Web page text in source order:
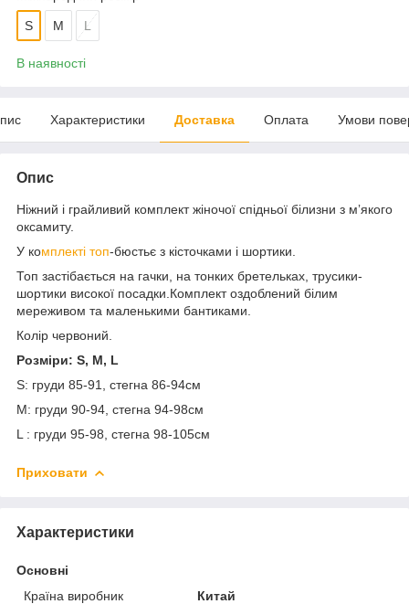
S M L
В наявності
Характеристики Доставка Оплата Умови
Опис
Ніжний і грайливий комплект жіночої спідньої білизни з мʼякого
оксамиту.
У комплекті топ-бюстьє з кісточками і шортики.
Топ застібається на гачки, на тонких бретельках, трусики-
шортики високої посадки.Комплект оздоблений білим
мереживом та маленькими бантиками.
Колір червоний.
Розміри: S, M, L
S: груди 85-91, стегна 86-94см
М: груди 90-94, стегна 94-98см
L : груди 95-98, стегна 98-105см
Приховати
Характеристики
Основні
Країна виробник
Китай